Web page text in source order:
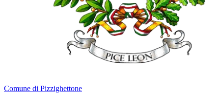
Comune di Pizzighettone